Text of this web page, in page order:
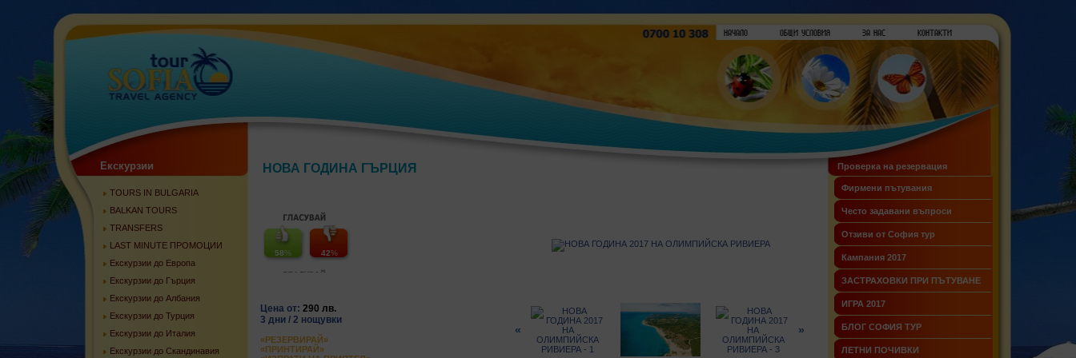
Екскурзии
TOURS IN BULGARIA
BALKAN TOURS
TRANSFERS
LAST MINUTE ПРОМОЦИИ
Екскурзии до Европа
Екскурзии до Гърция
Екскурзии до Албания
Екскурзии до Турция
Екскурзии до Италия
Екскурзии до Скандинавия
НОВА ГОДИНА ГЪРЦИЯ
58% 42%
Цена от: 290 лв.
3 дни / 2 нощувки
«РЕЗЕРВИРАЙ»
«ПРИНТИРАЙ»
« »
Проверка на резервация
Фирмени пътувания
Често задавани въпроси
Отзиви от София тур
Кампания 2017
ЗАСТРАХОВКИ ПРИ ПЪТУВАНЕ
ИГРА 2017
БЛОГ СОФИЯ ТУР
ЛЕТНИ ПОЧИВКИ